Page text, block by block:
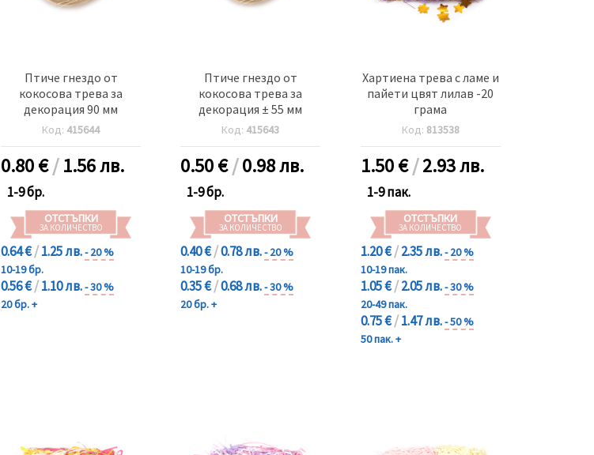
Птиче гнездо от
кокосова трева за
декорация 90 мм
Код: 415644
0.80€/1.56 лв.
1-9 бр.
ОТСТЪПКИ
ЗА КОЛИЧЕСТВО
0.64 €/1.25 лв.- 20 %
10-19 бр.
0.56 €/1.10 лв.- 30 %
20 бр. +
Птиче гнездо от
кокосова трева за
декорация ± 55 мм
Код: 415643
0.50€/0.98 лв.
1-9 бр.
ОТСТЪПКИ
ЗА КОЛИЧЕСТВО
0.40 €/0.78 лв.- 20 %
10-19 бр.
0.35 €/0.68 лв.- 30 %
20 бр. +
Хартиена трева с ламе и
пайети цвят лилав -20
грама
Код: 813538
1.50€/2.93 лв.
1-9 пак.
ОТСТЪПКИ
ЗА КОЛИЧЕСТВО
1.20 €/2.35 лв.- 20 %
10-19 пак.
1.05 €/2.05 лв.- 30 %
20-49 пак.
0.75 €/1.47 лв.- 50 %
50 пак. +